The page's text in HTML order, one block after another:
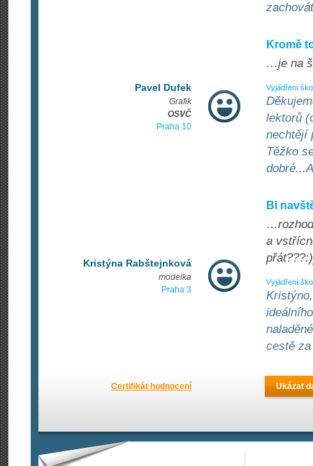
Pavel Dufek
Grafik
OSVČ
Praha 10
Kromě
…je na
Vyjádření
lektorů
nechtějí
Těžko
Kristýna Rabštejnková
modelka
Praha 3
Bi
a
Vyjádření
cestě
Certifikát hodnocení Ukázat